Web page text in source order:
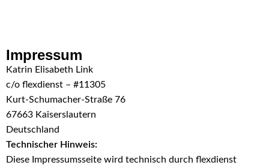
Impressum
Katrin Elisabeth Link
c/o flexdienst – #11305
Kurt-Schumacher-Straße 76
67663 Kaiserslautern
Deutschland
Technischer Hinweis:
Diese Impressumsseite wird technisch durch flexdienst